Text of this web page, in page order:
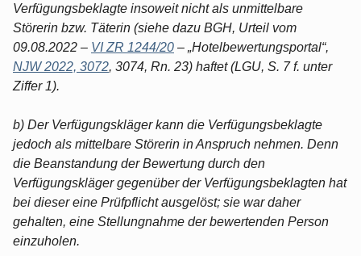
Verfügungsbeklagte insoweit nicht als unmittelbare
Störerin bzw. Täterin (siehe dazu BGH, Urteil vom
09.08.2022 – VI ZR 1244/20 – „Hotelbewertungsportal“,
NJW 2022, 3072, 3074, Rn. 23) haftet (LGU, S. 7 f. unter
Ziffer 1).
b) Der Verfügungskläger kann die Verfügungsbeklagte
jedoch als mittelbare Störerin in Anspruch nehmen. Denn
die Beanstandung der Bewertung durch den
Verfügungskläger gegenüber der Verfügungsbeklagten hat
bei dieser eine Prüfpflicht ausgelöst; sie war daher
gehalten, eine Stellungnahme der bewertenden Person
einzuholen.